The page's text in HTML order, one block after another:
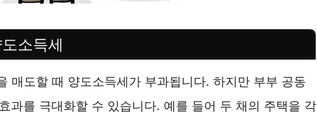
소득세
매도할 때 양도소득세가 부과됩니다. 하지만 부부 공동
과를 극대화할 수 있습니다. 예를 들어 두 채의 주택을 각